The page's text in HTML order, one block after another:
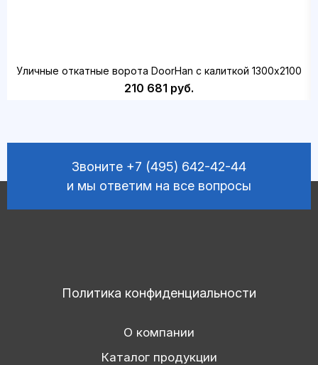
Уличные откатные ворота DoorHan с калиткой 1300х2100
210 681 руб.
Звоните +7 (495) 642-42-44
и мы ответим на все вопросы
Политика конфиденциальности
О компании
Каталог продукции